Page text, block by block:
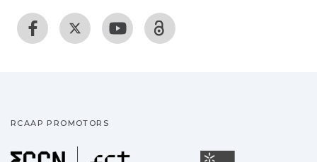
RCAAP PROMOTORS
Fundação para a